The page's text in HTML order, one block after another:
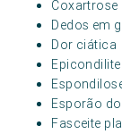
Coxartrose
Dedos em
Dor ciática
Epicondilite
Esporão
Fasceite